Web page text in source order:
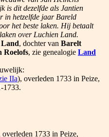
is dit dezelfde als Jantien
in hetzelfde jaar Bareld
het beste laken. Hij betaalt
over Luchien Land.
, dochter van Barelt
Roelofs, zie genealogie Land
IIa), overleden 1733 in Peize,
1733.
overleden 1733 in Peize,